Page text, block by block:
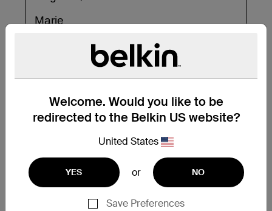
Welcome. Would you like to be
redirected to the Belkin US website?
United States
YES or NO
Save Preferences